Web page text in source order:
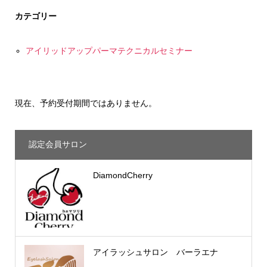
カテゴリー
アイリッドアップパーマテクニカルセミナー
現在、予約受付期間ではありません。
認定会員サロン
DiamondCherry
アイラッシュサロン バーラエナ